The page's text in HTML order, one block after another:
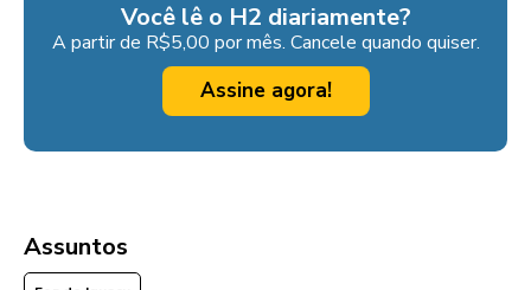
Você lê o H2 diariamente?
A partir de R$5,00 por mês. Cancele quando quiser.
Assine agora!
Assuntos